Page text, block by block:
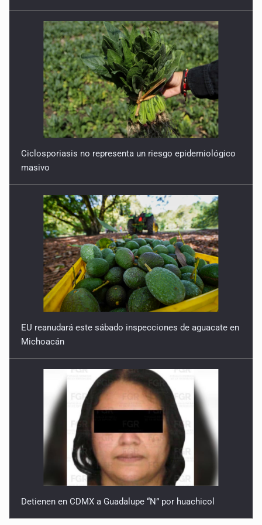
'No voltees a ver a los policías'
11 de Febrero de 2026
'Somos de un pueblo herido, pero no vencido'
4 de Febrero de 2026
Ciclosporiasis no representa un riesgo epidemiológico
masivo
EU reanudará este sábado inspecciones de aguacate en
Michoacán
Detienen en CDMX a Guadalupe “N” por huachicol